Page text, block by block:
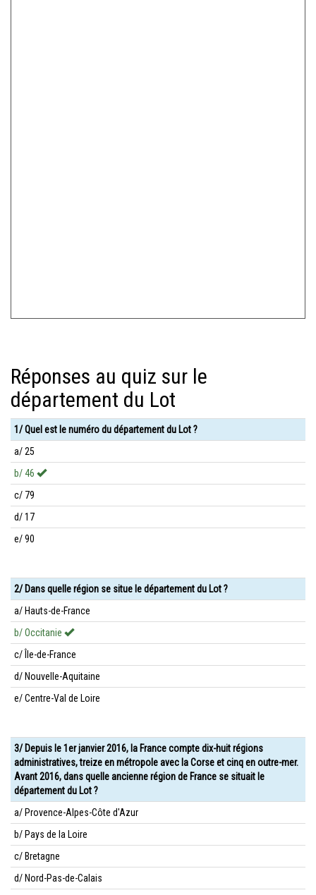
Réponses au quiz sur le
département du Lot
1/ Quel est le numéro du département du Lot ?
a/ 25
b/ 46
c/ 79
d/ 17
e/ 90
2/ Dans quelle région se situe le département du Lot ?
a/ Hauts-de-France
b/ Occitanie
c/ Île-de-France
d/ Nouvelle-Aquitaine
e/ Centre-Val de Loire
3/ Depuis le 1er janvier 2016, la France compte dix-huit régions
administratives, treize en métropole avec la Corse et cinq en outre-mer.
Avant 2016, dans quelle ancienne région de France se situait le
département du Lot ?
a/ Provence-Alpes-Côte d'Azur
b/ Pays de la Loire
c/ Bretagne
d/ Nord-Pas-de-Calais